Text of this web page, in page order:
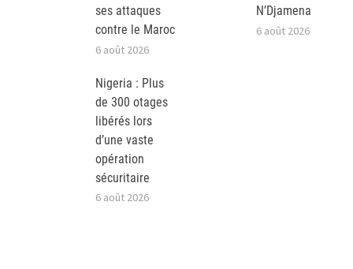
ses attaques
contre le Maroc
6 août 2026
N’Djamena
6 août 2026
Nigeria : Plus
de 300 otages
libérés lors
d’une vaste
opération
sécuritaire
6 août 2026